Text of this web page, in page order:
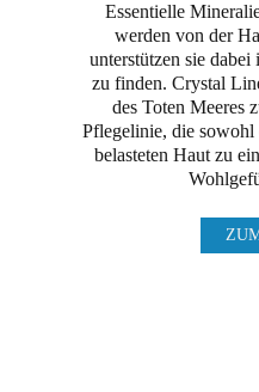
Essentielle
werden von der
unterstützen sie
zu finden. Crystal
des Toten Meeres
Pflegelinie, die sowohl
belasteten Haut zu